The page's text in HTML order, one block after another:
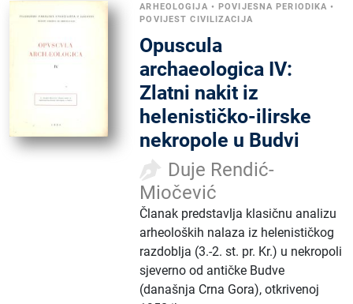
ARHEOLOGIJA •POVIJESNA PERIODIKA •
POVIJEST CIVILIZACIJA
Opuscula
archaeologica IV:
Zlatni nakit iz
helenističko-ilirske
nekropole u Budvi
Duje Rendić-
Miočević
Članak predstavlja klasičnu analizu
arheoloških nalaza iz helenističkog
razdoblja (3.-2. st. pr. Kr.) u nekropoli
sjeverno od antičke Budve
(današnja Crna Gora), otkrivenoj